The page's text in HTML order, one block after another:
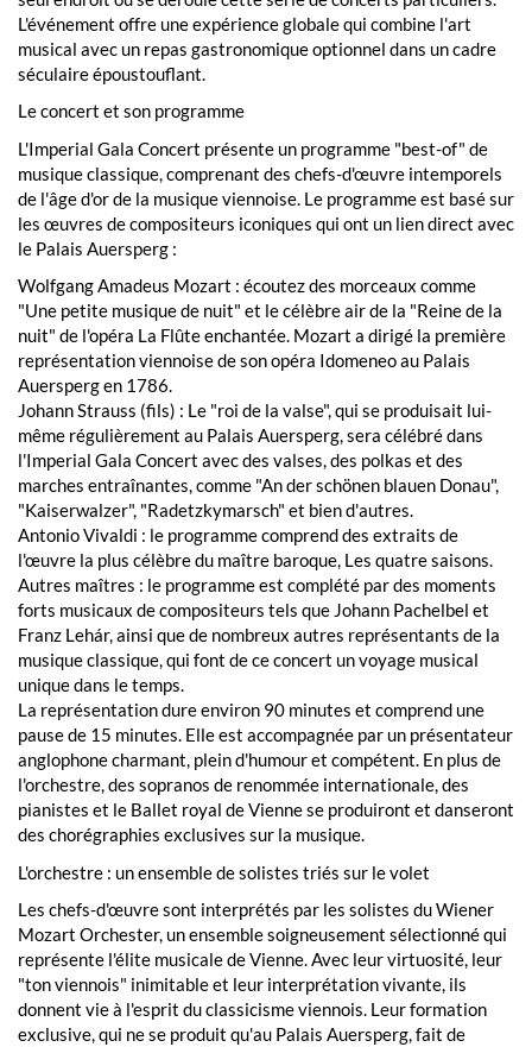
L'événement offre une expérience globale qui combine l'art
musical avec un repas gastronomique optionnel dans un cadre
séculaire époustouflant.
Le concert et son programme
L'Imperial Gala Concert présente un programme "best-of" de
musique classique, comprenant des chefs-d'œuvre intemporels
de l'âge d'or de la musique viennoise. Le programme est basé sur
les œuvres de compositeurs iconiques qui ont un lien direct avec
le Palais Auersperg :
Wolfgang Amadeus Mozart : écoutez des morceaux comme
"Une petite musique de nuit" et le célèbre air de la "Reine de la
nuit" de l'opéra La Flûte enchantée. Mozart a dirigé la première
représentation viennoise de son opéra Idomeneo au Palais
Auersperg en 1786.
Johann Strauss (fils) : Le "roi de la valse", qui se produisait lui-
même régulièrement au Palais Auersperg, sera célébré dans
l'Imperial Gala Concert avec des valses, des polkas et des
marches entraînantes, comme "An der schönen blauen Donau",
"Kaiserwalzer", "Radetzkymarsch" et bien d'autres.
Antonio Vivaldi : le programme comprend des extraits de
l'œuvre la plus célèbre du maître baroque, Les quatre saisons.
Autres maîtres : le programme est complété par des moments
forts musicaux de compositeurs tels que Johann Pachelbel et
Franz Lehár, ainsi que de nombreux autres représentants de la
musique classique, qui font de ce concert un voyage musical
unique dans le temps.
La représentation dure environ 90 minutes et comprend une
pause de 15 minutes. Elle est accompagnée par un présentateur
anglophone charmant, plein d'humour et compétent. En plus de
l'orchestre, des sopranos de renommée internationale, des
pianistes et le Ballet royal de Vienne se produiront et danseront
des chorégraphies exclusives sur la musique.
L'orchestre : un ensemble de solistes triés sur le volet
Les chefs-d'œuvre sont interprétés par les solistes du Wiener
Mozart Orchester, un ensemble soigneusement sélectionné qui
représente l'élite musicale de Vienne. Avec leur virtuosité, leur
"ton viennois" inimitable et leur interprétation vivante, ils
donnent vie à l'esprit du classicisme viennois. Leur formation
exclusive, qui ne se produit qu'au Palais Auersperg, fait de